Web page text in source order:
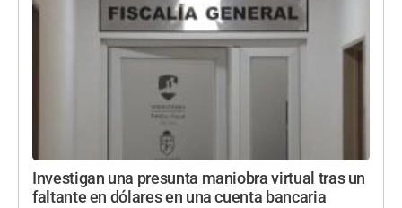
Investigan una presunta maniobra virtual tras un
faltante en dólares en una cuenta bancaria